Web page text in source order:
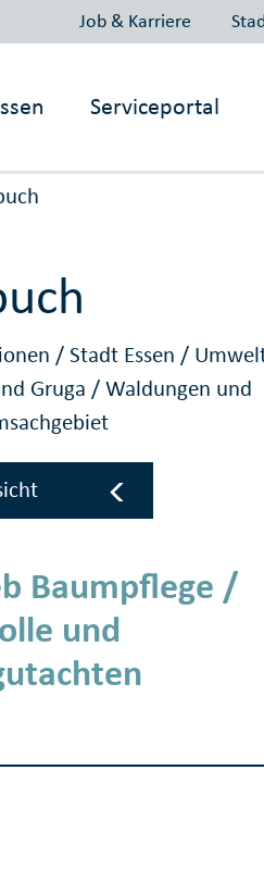
Job & Karriere
Serviceportal
/Stadt Essen /
Gruga /Waldungen und
Baumpflege /
und